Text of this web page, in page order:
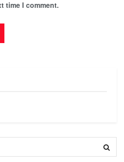
time I comment.